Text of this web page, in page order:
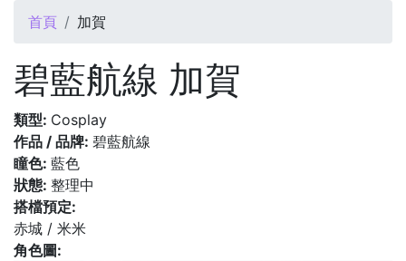
您在這裡
首頁 加賀
碧藍航線 加賀
類型: Cosplay
作品 / 品牌: 碧藍航線
瞳色: 藍色
狀態: 整理中
搭檔預定:
赤城 / 米米
角色圖: